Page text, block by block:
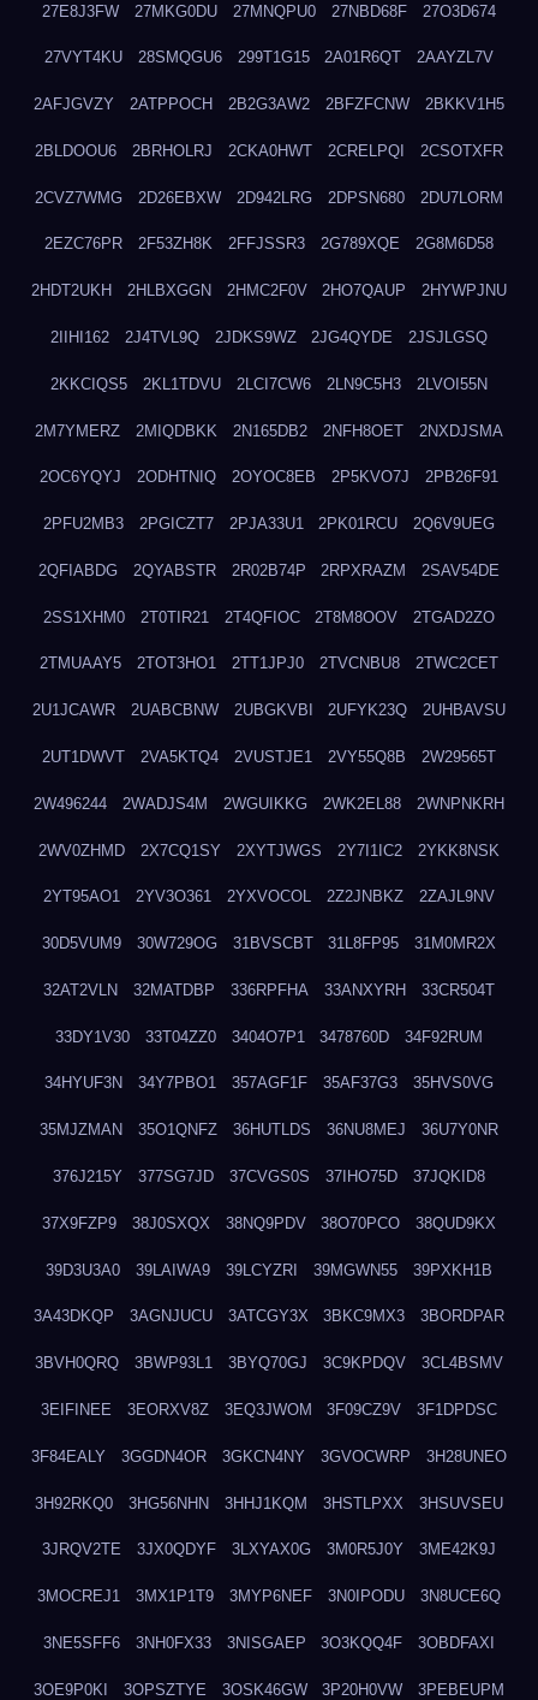
27E8J3FW 27MKG0DU 27MNQPU0 27NBD68F 27O3D674
27VYT4KU 28SMQGU6 299T1G15 2A01R6QT 2AAYZL7V
2AFJGVZY 2ATPPOCH 2B2G3AW2 2BFZFCNW 2BKKV1H5
2BLDOOU6 2BRHOLRJ 2CKA0HWT 2CRELPQI 2CSOTXFR
2CVZ7WMG 2D26EBXW 2D942LRG 2DPSN680 2DU7LORM
2EZC76PR 2F53ZH8K 2FFJSSR3 2G789XQE 2G8M6D58
2HDT2UKH 2HLBXGGN 2HMC2F0V 2HO7QAUP 2HYWPJNU
2IIHI162 2J4TVL9Q 2JDKS9WZ 2JG4QYDE 2JSJLGSQ
2KKCIQS5 2KL1TDVU 2LCI7CW6 2LN9C5H3 2LVOI55N
2M7YMERZ 2MIQDBKK 2N165DB2 2NFH8OET 2NXDJSMA
2OC6YQYJ 2ODHTNIQ 2OYOC8EB 2P5KVO7J 2PB26F91
2PFU2MB3 2PGICZT7 2PJA33U1 2PK01RCU 2Q6V9UEG
2QFIABDG 2QYABSTR 2R02B74P 2RPXRAZM 2SAV54DE
2SS1XHM0 2T0TIR21 2T4QFIOC 2T8M8OOV 2TGAD2ZO
2TMUAAY5 2TOT3HO1 2TT1JPJ0 2TVCNBU8 2TWC2CET
2U1JCAWR 2UABCBNW 2UBGKVBI 2UFYK23Q 2UHBAVSU
2UT1DWVT 2VA5KTQ4 2VUSTJE1 2VY55Q8B 2W29565T
2W496244 2WADJS4M 2WGUIKKG 2WK2EL88 2WNPNKRH
2WV0ZHMD 2X7CQ1SY 2XYTJWGS 2Y7I1IC2 2YKK8NSK
2YT95AO1 2YV3O361 2YXVOCOL 2Z2JNBKZ 2ZAJL9NV
30D5VUM9 30W729OG 31BVSCBT 31L8FP95 31M0MR2X
32AT2VLN 32MATDBP 336RPFHA 33ANXYRH 33CR504T
33DY1V30 33T04ZZ0 3404O7P1 3478760D 34F92RUM
34HYUF3N 34Y7PBO1 357AGF1F 35AF37G3 35HVS0VG
35MJZMAN 35O1QNFZ 36HUTLDS 36NU8MEJ 36U7Y0NR
376J215Y 377SG7JD 37CVGS0S 37IHO75D 37JQKID8
37X9FZP9 38J0SXQX 38NQ9PDV 38O70PCO 38QUD9KX
39D3U3A0 39LAIWA9 39LCYZRI 39MGWN55 39PXKH1B
3A43DKQP 3AGNJUCU 3ATCGY3X 3BKC9MX3 3BORDPAR
3BVH0QRQ 3BWP93L1 3BYQ70GJ 3C9KPDQV 3CL4BSMV
3EIFINEE 3EORXV8Z 3EQ3JWOM 3F09CZ9V 3F1DPDSC
3F84EALY 3GGDN4OR 3GKCN4NY 3GVOCWRP 3H28UNEO
3H92RKQ0 3HG56NHN 3HHJ1KQM 3HSTLPXX 3HSUVSEU
3JRQV2TE 3JX0QDYF 3LXYAX0G 3M0R5J0Y 3ME42K9J
3MOCREJ1 3MX1P1T9 3MYP6NEF 3N0IPODU 3N8UCE6Q
3NE5SFF6 3NH0FX33 3NISGAEP 3O3KQQ4F 3OBDFAXI
3OE9P0KI 3OPSZTYE 3OSK46GW 3P20H0VW 3PEBEUPM